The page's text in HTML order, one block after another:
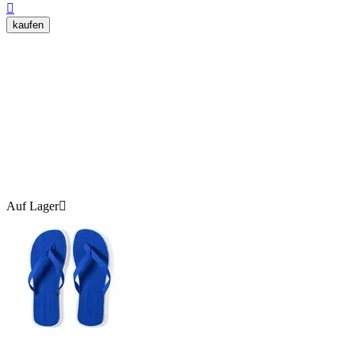

kaufen
Auf Lager